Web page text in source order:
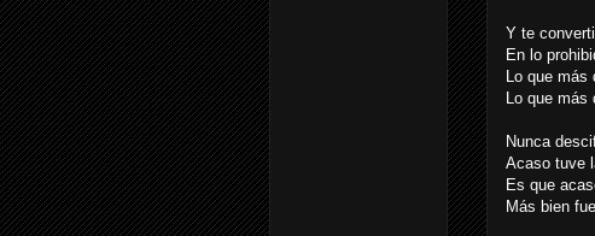
Y te
En lo
Lo que más
Lo que más
Nunca
Acaso tuve
Es que
Más bien